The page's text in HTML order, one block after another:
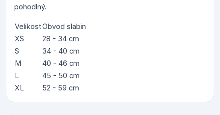
pohodlný.
VelikostObvod slabin
XS
28 - 34 cm
S
34 - 40 cm
M
40 - 46 cm
L
45 - 50 cm
XL
52 - 59 cm